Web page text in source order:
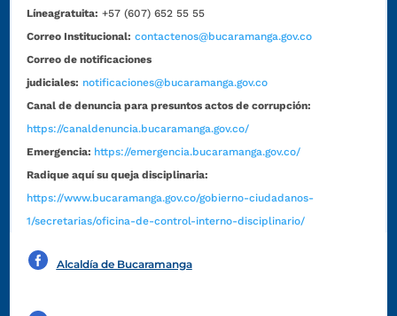
Líneagratuita: +57 (607) 652 55 55
Correo Institucional: contactenos@bucaramanga.gov.co
Correo de notificaciones
judiciales: notificaciones@bucaramanga.gov.co
Canal de denuncia para presuntos actos de corrupción:
https://canaldenuncia.bucaramanga.gov.co/
Emergencia: https://emergencia.bucaramanga.gov.co/
Radique aquí su queja disciplinaria:
https://www.bucaramanga.gov.co/gobierno-ciudadanos-
1/secretarias/oficina-de-control-interno-disciplinario/
Alcaldía de Bucaramanga